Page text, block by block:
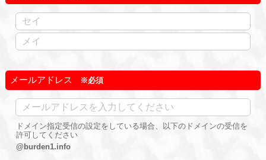
メールアドレス
ドメイン指定受信の設定をしている場合、以下のドメインの受信を
許可してください
@burden1.info